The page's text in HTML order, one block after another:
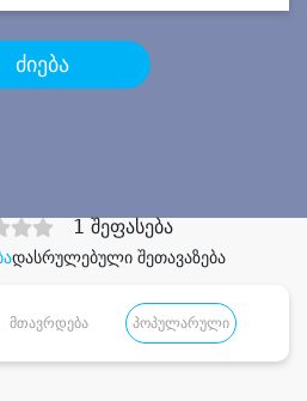
ძიება
დასრულებული შეთავაზება
1 შეფასება
მთავრდება პოპულარული